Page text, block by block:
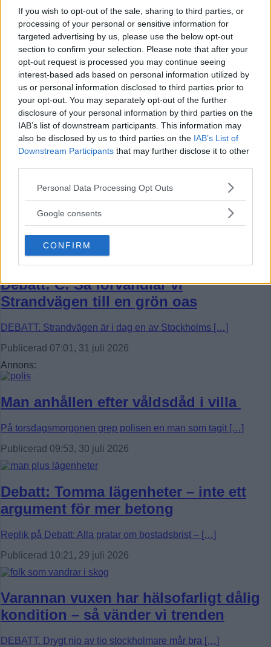
If you wish to opt-out of the sale, sharing to third parties, or
processing of your personal or sensitive information for
targeted advertising by us, please use the below opt-out
section to confirm your selection. Please note that after your
opt-out request is processed you may continue seeing
interest-based ads based on personal information utilized by
us or personal information disclosed to third parties prior to
your opt-out. You may separately opt-out of the further
disclosure of your personal information by third parties on the
IAB’s list of downstream participants. This information may
also be disclosed by us to third parties on the IAB’s List of
Downstream Participants that may further disclose it to other
Please note that this website/app uses one or more Google
not limited to your visit or usage behaviour. You may click to
use your data for below specified purposes in below Google
consent section.
Personal Data Processing Opt Outs
Google consents
CONFIRM
torg. Artisten […]
Publicerad 16:23, 3 augusti 2026
Flydde i kajak – greps
På söndagsmorgonen följde polisen en man på Långsjön […]
Publicerad 13:35, 2 augusti 2026
Bråk på idrottsplats – två män till
sjukhus
På lördagseftermiddagen skadades två personer i Sätra med
Publicerad 16:30, 1 augusti 2026
Debatt: C: Så förvandlar vi
Strandvägen till en grön oas
DEBATT. Strandvägen är i dag en av Stockholms […]
Publicerad 07:01, 31 juli 2026
Annons:
Man anhållen efter våldsdåd i villa
På torsdagsmorgonen grep polisen en man som tagit […]
Publicerad 09:53, 30 juli 2026
Debatt: Tomma lägenheter – inte ett
argument för mer betong
Replik på Debatt: Alla pratar om bostadsbrist – […]
Publicerad 10:21, 29 juli 2026
Varannan vuxen har hälsofarligt dålig
kondition – så vänder vi trenden
DEBATT. Drygt nio av tio stockholmare mår bra […]